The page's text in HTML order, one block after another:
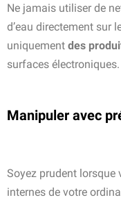
Ne jamais utiliser de
d’eau directement sur
uniquement des
surfaces électroniques.
Manipuler avec
Soyez prudent
internes de votre